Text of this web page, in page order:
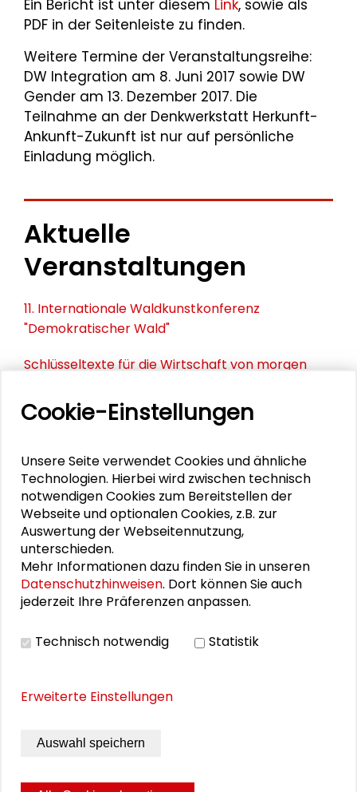
Ein Bericht ist unter diesem Link, sowie als
PDF in der Seitenleiste zu finden.
Weitere Termine der Veranstaltungsreihe:
DW Integration am 8. Juni 2017 sowie DW
Gender am 13. Dezember 2017. Die
Teilnahme an der Denkwerkstatt Herkunft-
Ankunft-Zukunft ist nur auf persönliche
Einladung möglich.
Aktuelle
Veranstaltungen
11. Internationale Waldkunstkonferenz
"Demokratischer Wald"
Schlüsseltexte für die Wirtschaft von morgen
Zusammen mehr erreichen – Zukunftsbündnis im
Dialog
Schader-Festival 2026
25. Runder Tisch Wissenschaftsstadt Darmstadt
DOWNLOADS
Programmflyer (PDF)
Gesundheit (PDF)
Bildergalerie
Cookie-Einstellungen
Unsere Seite verwendet Cookies und ähnliche
Technologien. Hierbei wird zwischen technisch
notwendigen Cookies zum Bereitstellen der
Webseite und optionalen Cookies, z.B. zur
Auswertung der Webseitennutzung,
unterschieden.
Mehr Informationen dazu finden Sie in unseren
Datenschutzhinweisen. Dort können Sie auch
jederzeit Ihre Präferenzen anpassen.
Technisch notwendig Statistik
Erweiterte Einstellungen
Auswahl speichern